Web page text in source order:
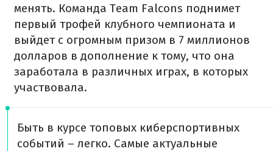
менять. Команда Team Falcons поднимет
первый трофей клубного чемпионата и
выйдет с огромным призом в 7 миллионов
долларов в дополнение к тому, что она
заработала в различных играх, в которых
участвовала.
Быть в курсе топовых киберспортивных
событий – легко. Самые актуальные